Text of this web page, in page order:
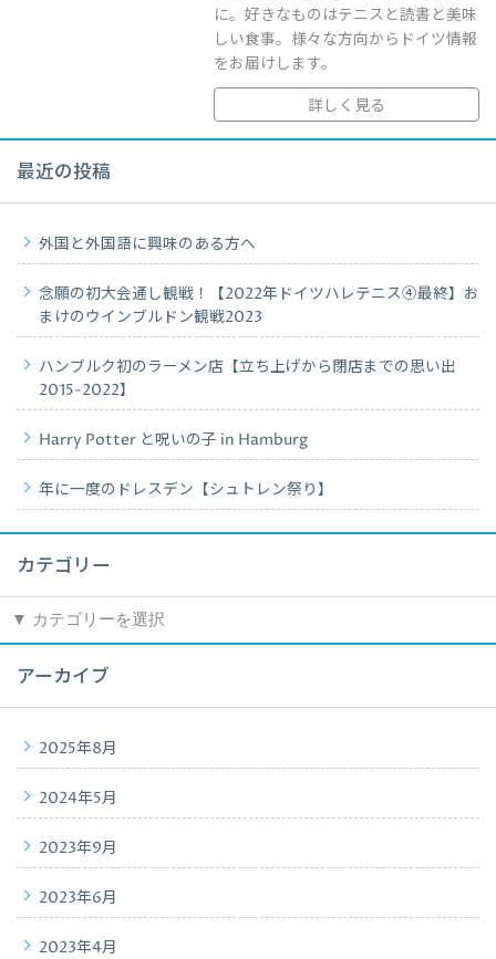
に。好きなものはテニスと読書と美味
しい食事。様々な方向からドイツ情報
をお届けします。
詳しく見る
最近の投稿
外国と外国語に興味のある方へ
念願の初大会通し観戦！【2022年ドイツハレテニス④最終】お
まけのウインブルドン観戦2023
ハンブルク初のラーメン店【立ち上げから閉店までの思い出
2015-2022】
Harry Potter と呪いの子 in Hamburg
年に一度のドレスデン【シュトレン祭り】
カテゴリー
カ
テ
アーカイブ
2025年8月
2024年5月
2023年9月
2023年6月
2023年4月